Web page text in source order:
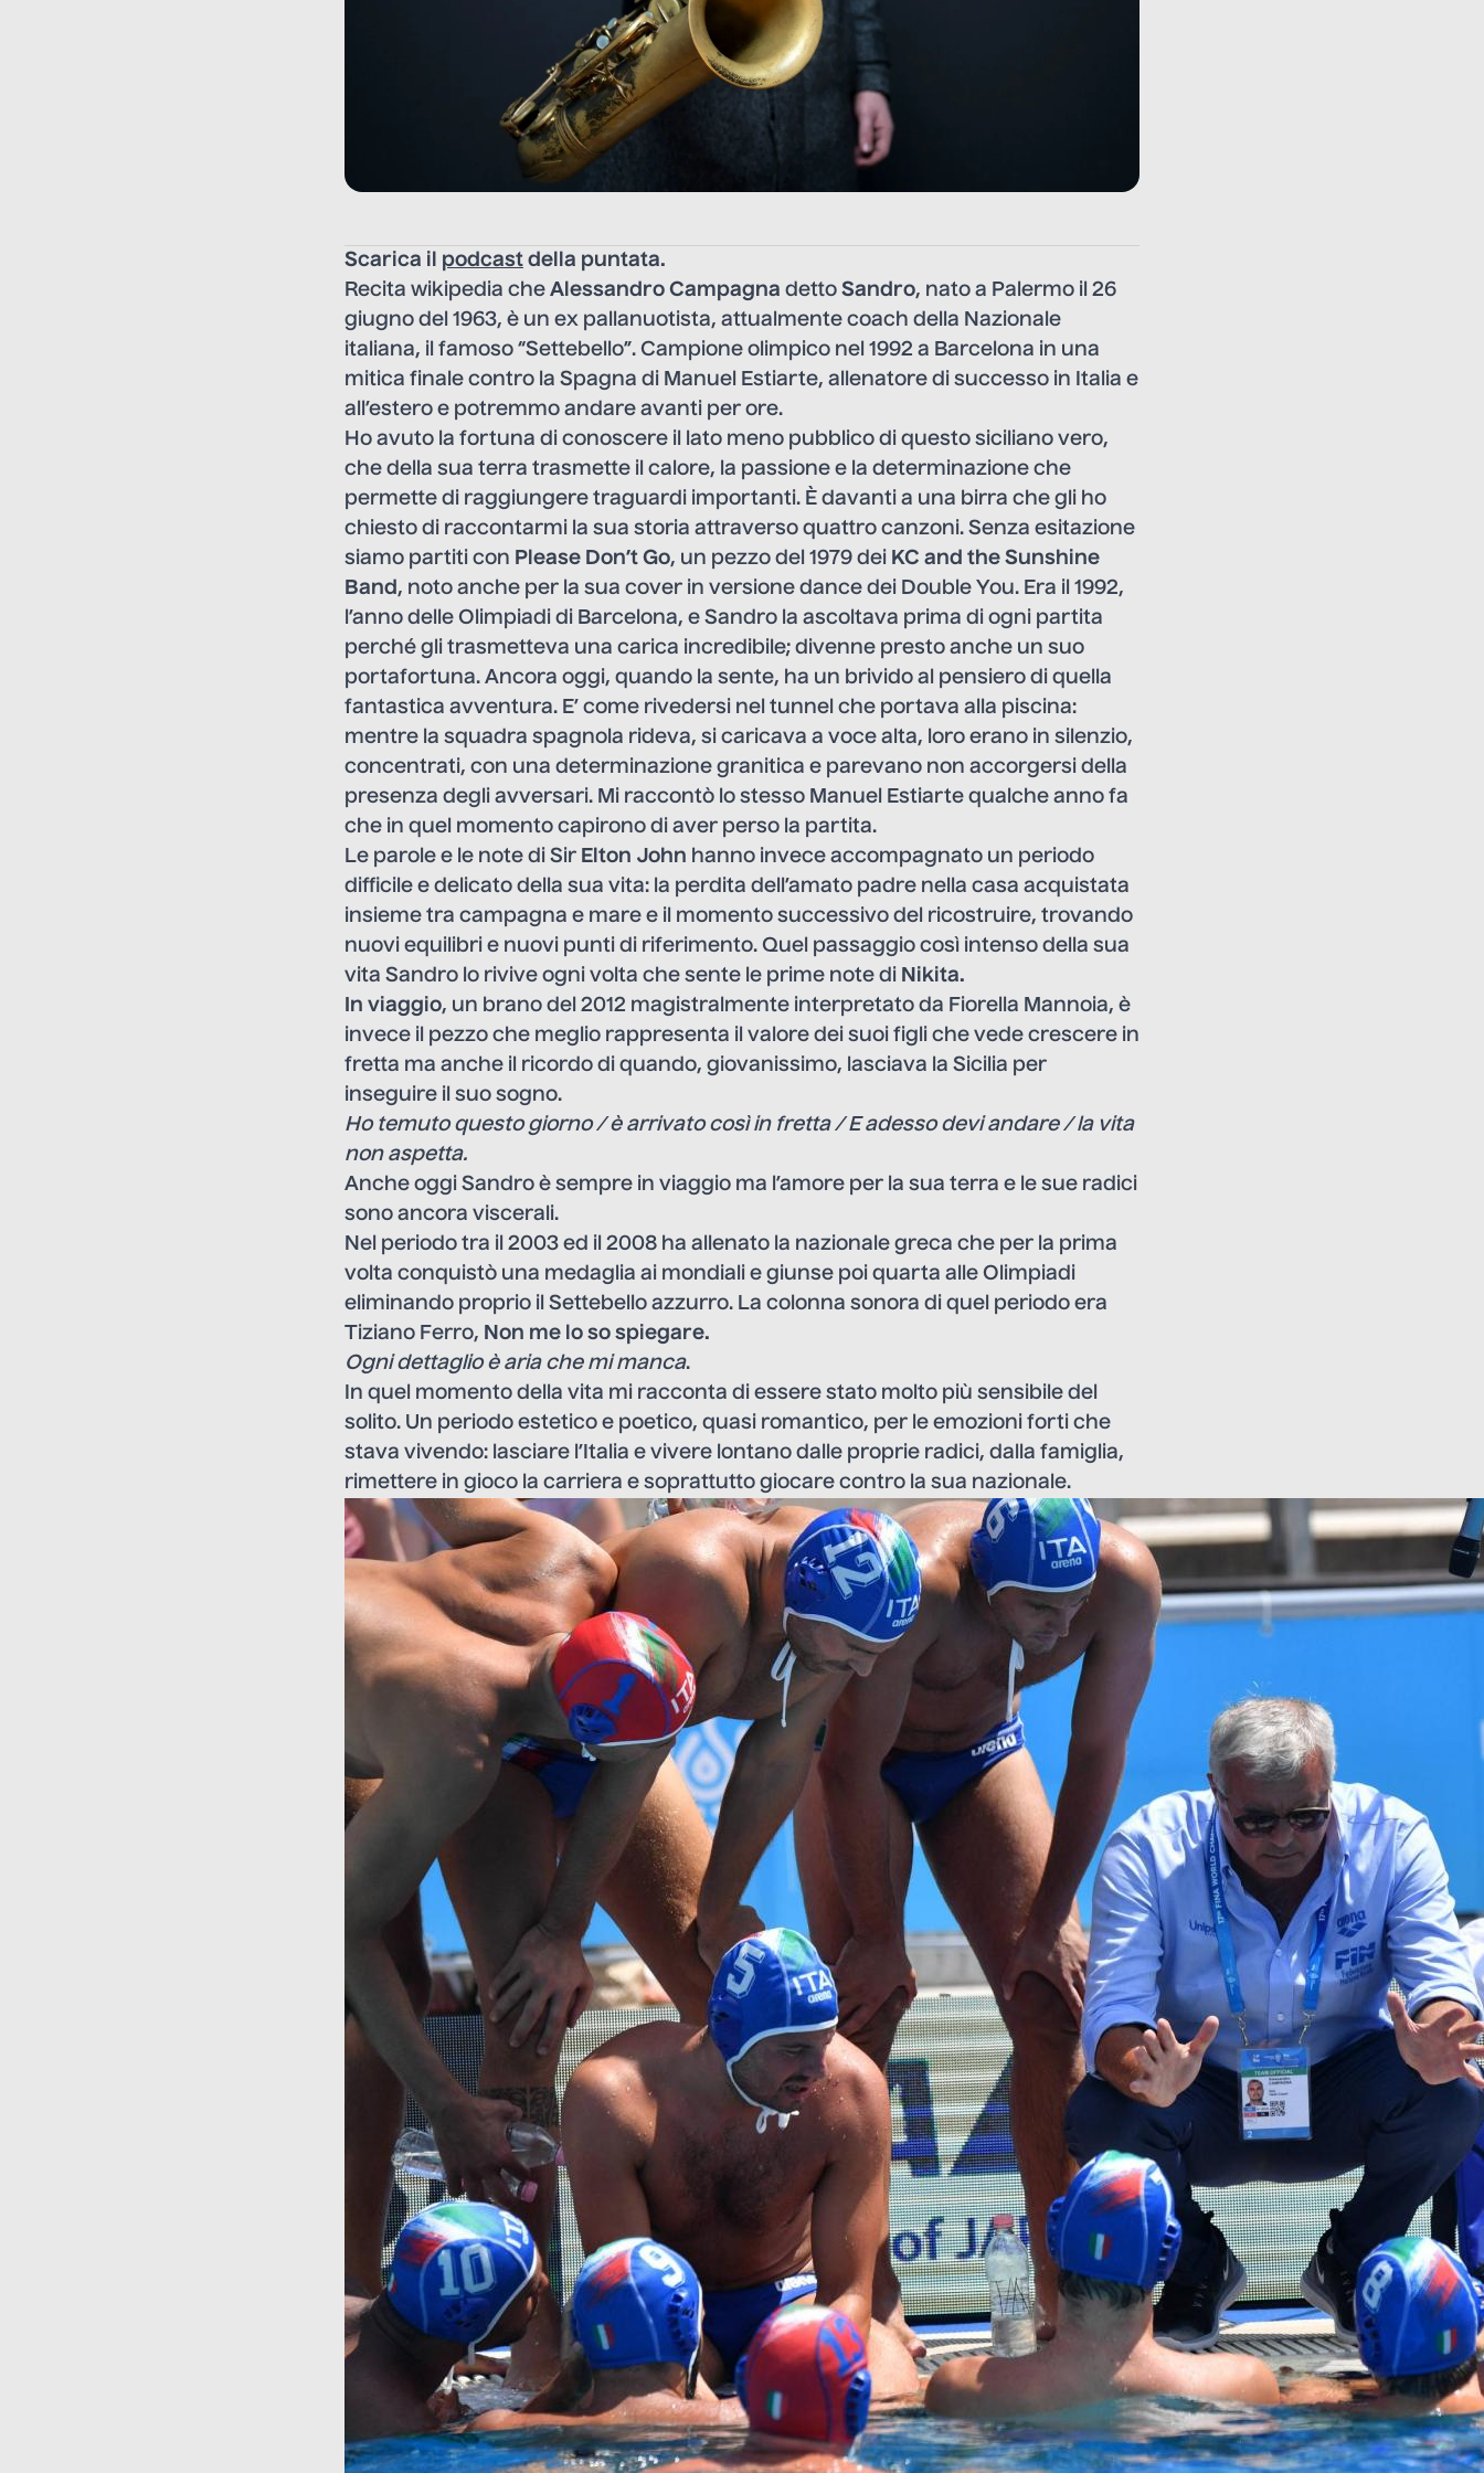
Scarica il podcast della puntata.
Recita wikipedia che Alessandro Campagna detto Sandro, nato a Palermo il 26
giugno del 1963, è un ex pallanuotista, attualmente coach della Nazionale
italiana, il famoso “Settebello”. Campione olimpico nel 1992 a Barcelona in una
mitica finale contro la Spagna di Manuel Estiarte, allenatore di successo in Italia e
all’estero e potremmo andare avanti per ore.
Ho avuto la fortuna di conoscere il lato meno pubblico di questo siciliano vero,
che della sua terra trasmette il calore, la passione e la determinazione che
permette di raggiungere traguardi importanti. È davanti a una birra che gli ho
chiesto di raccontarmi la sua storia attraverso quattro canzoni. Senza esitazione
siamo partiti con Please Don’t Go, un pezzo del 1979 dei KC and the Sunshine
Band , noto anche per la sua cover in versione dance dei Double You. Era il 1992,
l’anno delle Olimpiadi di Barcelona, e Sandro la ascoltava prima di ogni partita
perché gli trasmetteva una carica incredibile; divenne presto anche un suo
portafortuna. Ancora oggi, quando la sente, ha un brivido al pensiero di quella
fantastica avventura. E’ come rivedersi nel tunnel che portava alla piscina:
mentre la squadra spagnola rideva, si caricava a voce alta, loro erano in silenzio,
concentrati, con una determinazione granitica e parevano non accorgersi della
presenza degli avversari. Mi raccontò lo stesso Manuel Estiarte qualche anno fa
che in quel momento capirono di aver perso la partita.
Le parole e le note di Sir Elton John hanno invece accompagnato un periodo
difficile e delicato della sua vita: la perdita dell’amato padre nella casa acquistata
insieme tra campagna e mare e il momento successivo del ricostruire, trovando
nuovi equilibri e nuovi punti di riferimento. Quel passaggio così intenso della sua
vita Sandro lo rivive ogni volta che sente le prime note di Nikita.
In viaggio, un brano del 2012 magistralmente interpretato da Fiorella Mannoia, è
invece il pezzo che meglio rappresenta il valore dei suoi figli che vede crescere in
fretta ma anche il ricordo di quando, giovanissimo, lasciava la Sicilia per
inseguire il suo sogno.
Ho temuto questo giorno / è arrivato così in fretta / E adesso devi andare / la vita
non aspetta.
Anche oggi Sandro è sempre in viaggio ma l’amore per la sua terra e le sue radici
sono ancora viscerali.
Nel periodo tra il 2003 ed il 2008 ha allenato la nazionale greca che per la prima
volta conquistò una medaglia ai mondiali e giunse poi quarta alle Olimpiadi
eliminando proprio il Settebello azzurro. La colonna sonora di quel periodo era
Tiziano Ferro, Non me lo so spiegare.
Ogni dettaglio è aria che mi manca.
In quel momento della vita mi racconta di essere stato molto più sensibile del
solito. Un periodo estetico e poetico, quasi romantico, per le emozioni forti che
stava vivendo: lasciare l’Italia e vivere lontano dalle proprie radici, dalla famiglia,
rimettere in gioco la carriera e soprattutto giocare contro la sua nazionale.